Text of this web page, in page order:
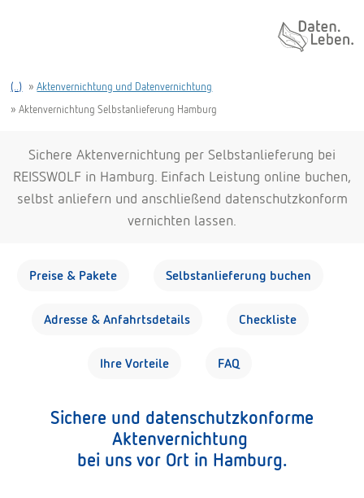
Daten. Leben.
(..) »Aktenvernichtung und Datenvernichtung
»Aktenvernichtung Selbstanlieferung Hamburg
Sichere Aktenvernichtung per Selbstanlieferung bei
REISSWOLF in Hamburg. Einfach Leistung online buchen,
selbst anliefern und anschließend datenschutzkonform
vernichten lassen.
Preise & Pakete Selbstanlieferung buchen
Adresse & Anfahrtsdetails Checkliste
Ihre Vorteile FAQ
Sichere und datenschutzkonforme
Aktenvernichtung
bei uns vor Ort in Hamburg.